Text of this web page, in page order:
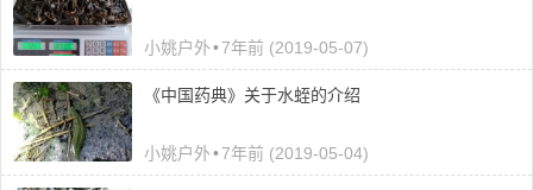
小姚户外•7年前 (2019-05-07)
《中国药典》关于水蛭的介绍
小姚户外•7年前 (2019-05-04)